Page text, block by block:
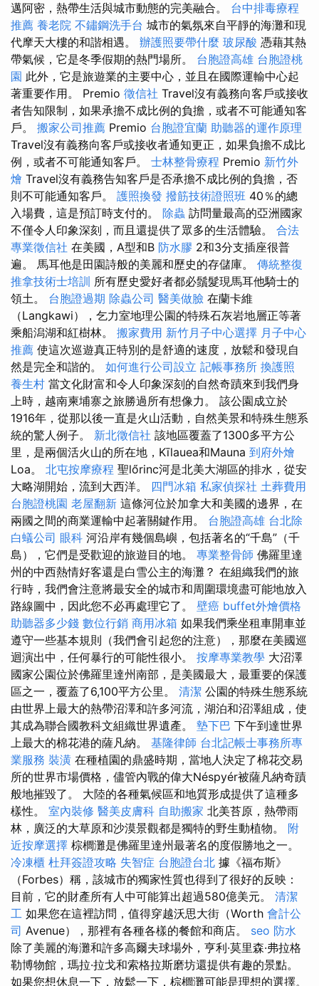
邁阿密，熱帶生活與城市動態的完美融合。 台中排毒療程
推薦 養老院 不鏽鋼洗手台 城市的氣氛來自平靜的海灘和現
代摩天大樓的和諧相遇。 辦護照要帶什麼 玻尿酸 憑藉其熱
帶氣候，它是冬季假期的熱門場所。 台胞證高雄 台胞證桃
園 此外，它是旅遊業的主要中心，並且在國際運輸中心起
著重要作用。 Premio 徵信社 Travel沒有義務向客戶或接收
者告知限制，如果承擔不成比例的負擔，或者不可能通知客
戶。 搬家公司推薦 Premio 台胞證宜蘭 助聽器的運作原理
Travel沒有義務向客戶或接收者通知更正，如果負擔不成比
例，或者不可能通知客戶。 士林整骨療程 Premio 新竹外
燴 Travel沒有義務告知客戶是否承擔不成比例的負擔，否
則不可能通知客戶。 護照換發 撥筋技術證照班 40％的總
入場費，這是預訂時支付的。 除蟲 訪問量最高的亞洲國家
不僅令人印象深刻，而且還提供了眾多的生活體驗。 合法
專業徵信社 在美國，A型和B 防水膠 2和3分支插座很普
遍。 馬耳他是田園詩般的美麗和歷史的存儲庫。 傳統整復
推拿技術士培訓 所有歷史愛好者都必鬚髮現馬耳他騎士的
領土。 台胞證過期 除蟲公司 醫美做臉 在蘭卡維
（Langkawi），乞力室地理公園的特殊石灰岩地層正等著
乘船潟湖和紅樹林。 搬家費用 新竹月子中心選擇 月子中心
推薦 使這次巡遊真正特別的是舒適的速度，放鬆和發現自
然是完全和諧的。 如何進行公司設立 記帳事務所 換護照
養生村 當文化財富和令人印象深刻的自然奇蹟來到我們身
上時，越南柬埔寨之旅勝過所有想像力。 該公園成立於
1916年，從那以後一直是火山活動，自然美景和特殊生態系
統的驚人例子。 新北徵信社 該地區覆蓋了1300多平方公
里，是兩個活火山的所在地，Kīlauea和Mauna 到府外燴
Loa。 北屯按摩療程 聖lőrinc河是北美大湖區的排水，從安
大略湖開始，流到大西洋。 四門冰箱 私家偵探社 土葬費用
台胞證桃園 老屋翻新 這條河位於加拿大和美國的邊界，在
兩國之間的商業運輸中起著關鍵作用。 台胞證高雄 台北除
白蟻公司 眼科 河沿岸有幾個島嶼，包括著名的“千島”（千
島），它們是受歡迎的旅遊目的地。 專業整骨師 佛羅里達
州的中西熱情好客還是白雪公主的海灘？ 在組織我們的旅
行時，我們會注意將最安全的城市和周圍環境盡可能地放入
路線圖中，因此您不必再處理它了。 壁癌 buffet外燴價格
助聽器多少錢 數位行銷 商用冰箱 如果我們乘坐租車開車並
遵守一些基本規則（我們會引起您的注意），那麼在美國巡
迴演出中，任何暴行的可能性很小。 按摩專業教學 大沼澤
國家公園位於佛羅里達州南部，是美國最大，最重要的保護
區之一，覆蓋了6,100平方公里。 清潔 公園的特殊生態系統
由世界上最大的熱帶沼澤和許多河流，湖泊和沼澤組成，使
其成為聯合國教科文組織世界遺產。 墊下巴 下午到達世界
上最大的棉花港的薩凡納。 基隆律師 台北記帳士事務所專
業服務 裝潢 在種植園的鼎盛時期，當地人決定了棉花交易
所的世界市場價格，儘管內戰的偉大Néspyér被薩凡納奇蹟
般地摧毀了。 大陸的各種氣候區和地質形成提供了這種多
樣性。 室內裝修 醫美皮膚科 自助搬家 北美苔原，熱帶雨
林，廣泛的大草原和沙漠景觀都是獨特的野生動植物。 附
近按摩選擇 棕櫚灘是佛羅里達州最著名的度假勝地之一。
冷凍櫃 杜拜簽證攻略 失智症 台胞證台北 據《福布斯》
（Forbes）稱，該城市的獨家性質也得到了很好的反映：
目前，它的財產所有人中可能算出超過580億美元。 清潔
工 如果您在這裡訪問，值得穿越沃思大街（Worth 會計公
司 Avenue），那裡有各種各樣的餐館和商店。 seo 防水
除了美麗的海灘和許多高爾夫球場外，亨利·莫里森·弗拉格
勒博物館，瑪拉·拉戈和索格拉斯磨坊還提供有趣的景點。
如果您想休息一下，放鬆一下，棕櫚灘可能是理想的選擇。